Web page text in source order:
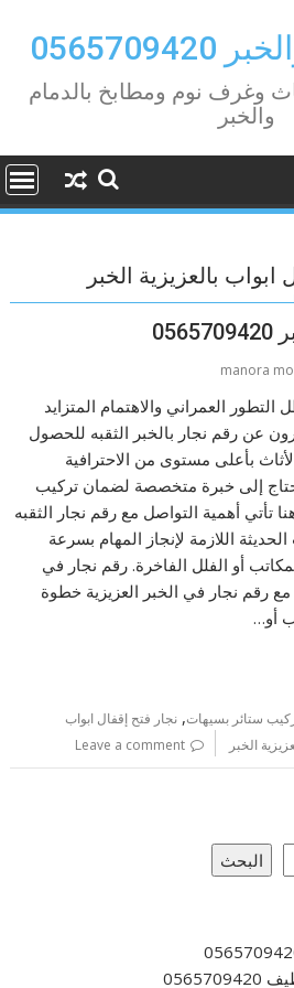
وغرف نوم ومطابخ بالدمام
والخبر
ابواب بالعزيزية الخبر
manora
العمراني والاهتمام المتزايد
عن رقم نجار بالخبر الثقبه للحصول
بأعلى مستوى من الاحترافية
إلى خبرة متخصصة لضمان تركيب
تأتي أهمية التواصل مع رقم نجار الثقبه
اللازمة لإنجاز المهام بسرعة
أو الفلل الفاخرة. رقم نجار في
مع رقم نجار في الخبر العزيزية خطوة
أو…
ستائر بسيهات,نجار فتح إقفال ابواب
الخبر Leave a comment
البحث